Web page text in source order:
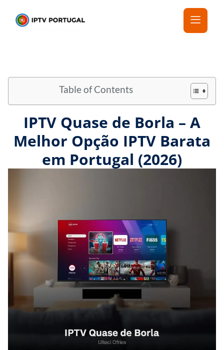
Table of Contents
IPTV Quase de Borla – A
Melhor Opção IPTV Barata
em Portugal (2026)